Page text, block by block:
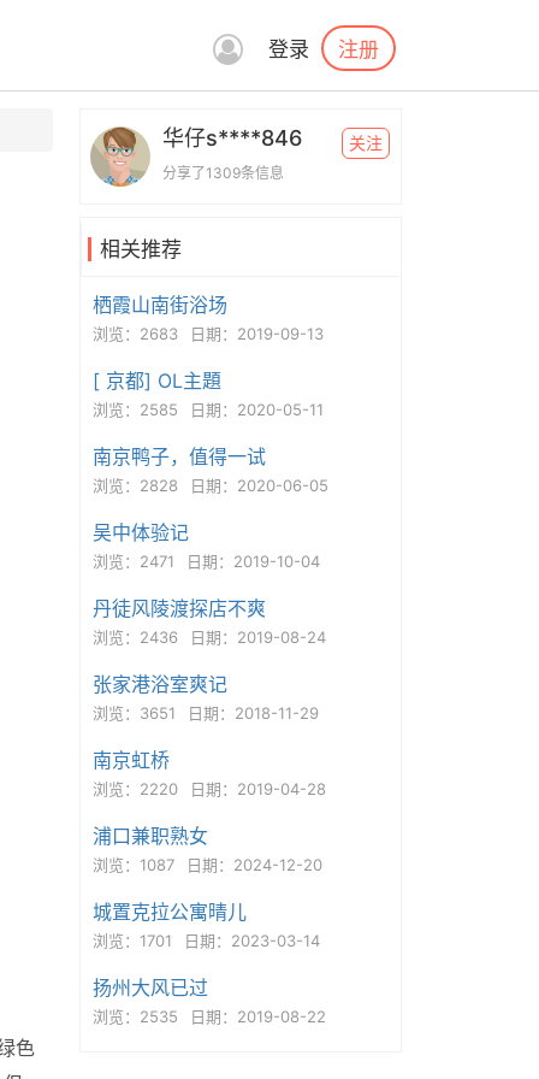
登录 注册
色
华仔s****846
分享了1309条信息
关注
相关推荐
栖霞山南街浴场
浏览：2683 日期：2019-09-13
[ 京都] OL主題
浏览：2585 日期：2020-05-11
南京鸭子，值得一试
浏览：2828 日期：2020-06-05
吴中体验记
浏览：2471 日期：2019-10-04
丹徒风陵渡探店不爽
浏览：2436 日期：2019-08-24
张家港浴室爽记
浏览：3651 日期：2018-11-29
南京虹桥
浏览：2220 日期：2019-04-28
浦口兼职熟女
浏览：1087 日期：2024-12-20
城置克拉公寓晴儿
浏览：1701 日期：2023-03-14
扬州大风已过
浏览：2535 日期：2019-08-22